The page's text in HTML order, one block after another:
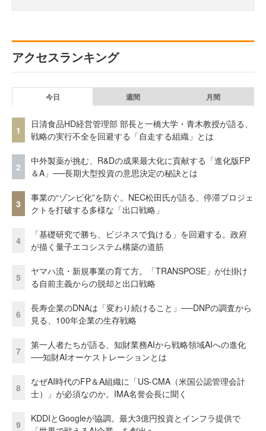
アクセスランキング
今日 週間 月間
1
日清食品HD経営管理部 部長と一橋大学・青木教授が語る、
戦略の実行不全を回避する「自走する組織」とは
2
中外製薬が挑む、R&Dの成果最大化に貢献する「進化版FP
＆A」──長期大型投資の意思決定の秘訣とは
3
事業の“ゾンビ化”を防ぐ。NEC松田氏が語る、停滞プロジェ
クトを打破する多様な「出口戦略」
4
「基礎研究で勝ち、ビジネスで負ける」を回避する。政府
が描く量子エコシステム構築の道筋
5
ヤマハ流・新規事業の育て方。「TRANSPOSE」が仕掛け
る自前主義からの脱却と出口戦略
6
長寿企業のDNAは「変わり続けること」──DNPの調査から
見る、100年企業の生存戦略
7
第一人者たちが語る、知財業務AIから戦略領域AIへの進化
──知財AIオーケストレーションとは
8
なぜAI時代のFP＆A組織に「US-CMA（米国公認管理会計
士）」が必須なのか。IMA名誉会長に聞く
9
KDDIとGoogleが協調。最大3億円投資とインフラ提供で